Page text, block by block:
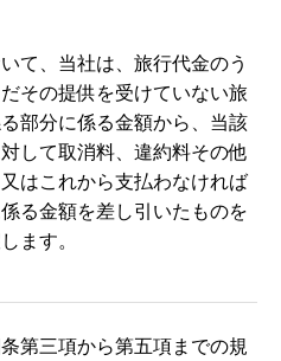
て、当社は、旅行代金のう
その提供を受けていない旅
部分に係る金額から、当該
して取消料、違約料その他
はこれから支払わなければ
る金額を差し引いたものを
ます。
第三項から第五項までの規